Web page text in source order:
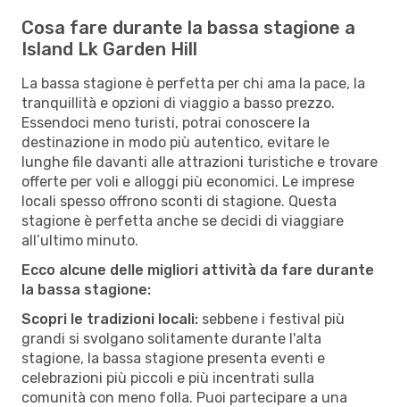
Cosa fare durante la bassa stagione a
Island Lk Garden Hill
La bassa stagione è perfetta per chi ama la pace, la
tranquillità e opzioni di viaggio a basso prezzo.
Essendoci meno turisti, potrai conoscere la
destinazione in modo più autentico, evitare le
lunghe file davanti alle attrazioni turistiche e trovare
offerte per voli e alloggi più economici. Le imprese
locali spesso offrono sconti di stagione. Questa
stagione è perfetta anche se decidi di viaggiare
all’ultimo minuto.
Ecco alcune delle migliori attività da fare durante
la bassa stagione:
Scopri le tradizioni locali: sebbene i festival più
grandi si svolgano solitamente durante l'alta
stagione, la bassa stagione presenta eventi e
celebrazioni più piccoli e più incentrati sulla
comunità con meno folla. Puoi partecipare a una